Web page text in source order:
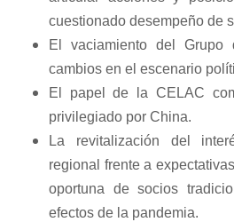
cuestionado desempeño de
El vaciamiento del Grupo
cambios en el escenario
El papel de la CELAC
privilegiado por China.
La revitalización del
regional frente a
oportuna de socios
efectos de la pandemia.